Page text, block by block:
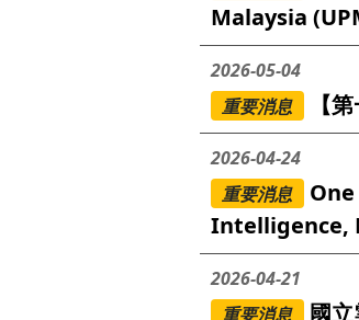
Malaysia
2026-05-04
重要消息
【
2026-04-24
重要消息
Intelligence,
2026-04-21
重要消息
國